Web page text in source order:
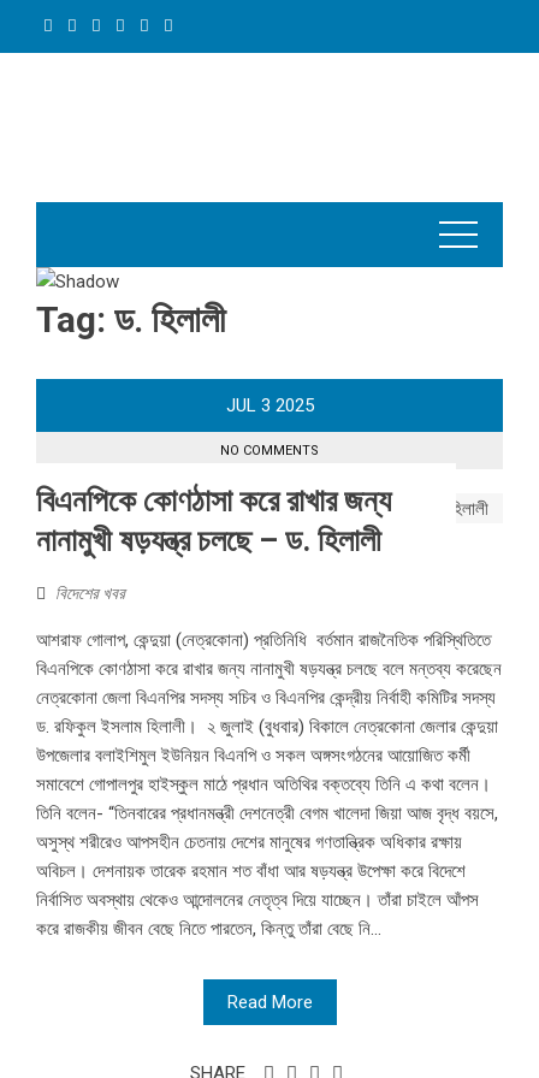
Tag: ড. হিলালী
JUL 3 2025
NO COMMENTS
বিএনপিকে কোণঠাসা করে রাখার জন্য
নানামুখী ষড়যন্ত্র চলছে – ড. হিলালী
বিদেশের খবর
আশরাফ গোলাপ, কেন্দুয়া (নেত্রকোনা) প্রতিনিধি বর্তমান রাজনৈতিক পরিস্থিতিতে
বিএনপিকে কোণঠাসা করে রাখার জন্য নানামুখী ষড়যন্ত্র চলছে বলে মন্তব্য করেছেন
নেত্রকোনা জেলা বিএনপির সদস্য সচিব ও বিএনপির কেন্দ্রীয় নির্বাহী কমিটির সদস্য
ড. রফিকুল ইসলাম হিলালী। ২ জুলাই (বুধবার) বিকালে নেত্রকোনা জেলার কেন্দুয়া
উপজেলার বলাইশিমুল ইউনিয়ন বিএনপি ও সকল অঙ্গসংগঠনের আয়োজিত কর্মী
সমাবেশে গোপালপুর হাইস্কুল মাঠে প্রধান অতিথির বক্তব্যে তিনি এ কথা বলেন।
তিনি বলেন- “তিনবারের প্রধানমন্ত্রী দেশনেত্রী বেগম খালেদা জিয়া আজ বৃদ্ধ বয়সে,
অসুস্থ শরীরেও আপসহীন চেতনায় দেশের মানুষের গণতান্ত্রিক অধিকার রক্ষায়
অবিচল। দেশনায়ক তারেক রহমান শত বাঁধা আর ষড়যন্ত্র উপেক্ষা করে বিদেশে
নির্বাসিত অবস্থায় থেকেও আন্দোলনের নেতৃত্ব দিয়ে যাচ্ছেন। তাঁরা চাইলে আঁপস
করে রাজকীয় জীবন বেছে নিতে পারতেন, কিন্তু তাঁরা বেছে নি...
Read More
SHARE